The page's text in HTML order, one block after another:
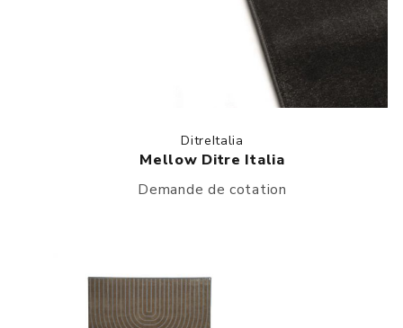
DitreItalia
Mellow Ditre Italia
Demande de cotation